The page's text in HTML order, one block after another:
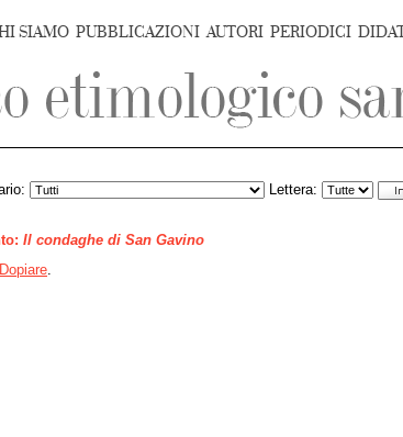
SIAMO PUBBLICAZIONI AUTORI PERIODICI
Lettera:
Il condaghe di San Gavino
Dopiare